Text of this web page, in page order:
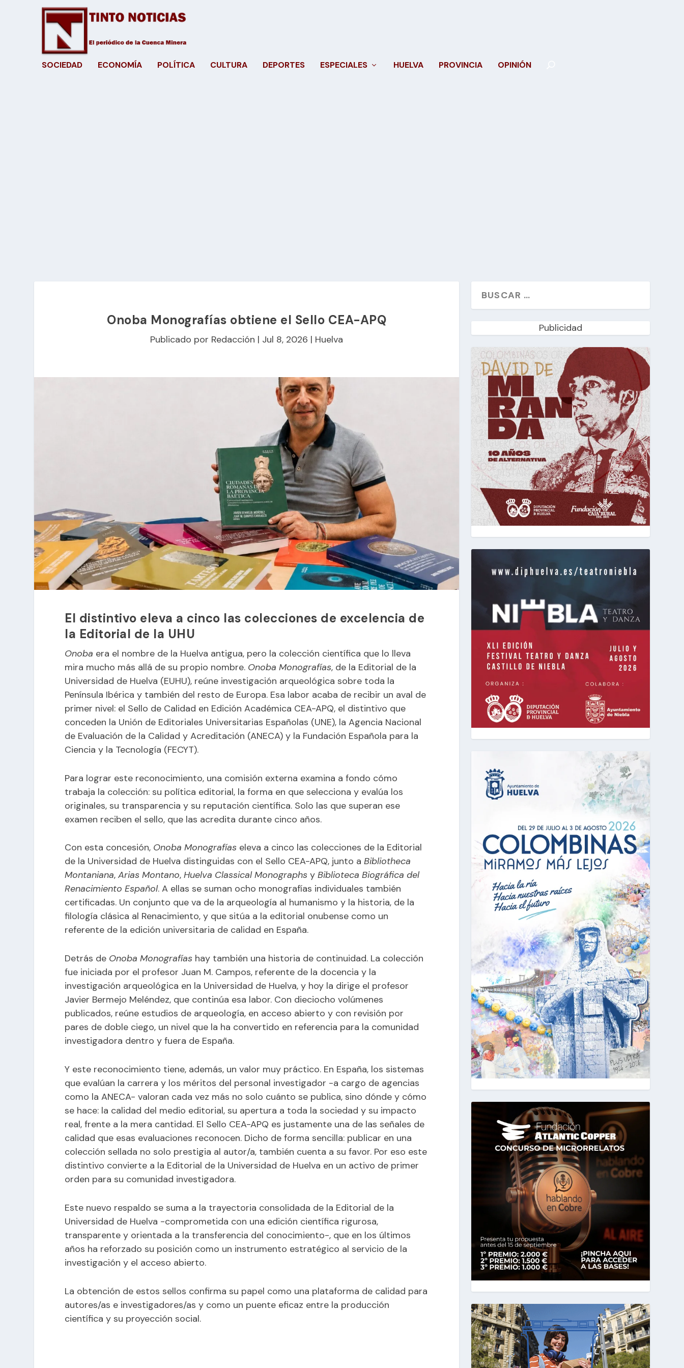
SOCIEDAD ECONOMÍA POLÍTICA CULTURA DEPORTES ESPECIALES HUELVA PROVINCIA OPINIÓN
Onoba Monografías obtiene el Sello CEA-APQ
Publicado por Redacción | Jul 8, 2026 | Huelva
El distintivo eleva a cinco las colecciones de excelencia de
la Editorial de la UHU
Onoba era el nombre de la Huelva antigua, pero la colección científica que lo lleva
mira mucho más allá de su propio nombre. Onoba Monografías, de la Editorial de la
Universidad de Huelva (EUHU), reúne investigación arqueológica sobre toda la
Península Ibérica y también del resto de Europa. Esa labor acaba de recibir un aval de
primer nivel: el Sello de Calidad en Edición Académica CEA-APQ, el distintivo que
conceden la Unión de Editoriales Universitarias Españolas (UNE), la Agencia Nacional
de Evaluación de la Calidad y Acreditación (ANECA) y la Fundación Española para la
Ciencia y la Tecnología (FECYT).
Para lograr este reconocimiento, una comisión externa examina a fondo cómo
trabaja la colección: su política editorial, la forma en que selecciona y evalúa los
originales, su transparencia y su reputación científica. Solo las que superan ese
examen reciben el sello, que las acredita durante cinco años.
Con esta concesión, Onoba Monografías eleva a cinco las colecciones de la Editorial
de la Universidad de Huelva distinguidas con el Sello CEA-APQ, junto aBibliotheca
Montaniana,Arias Montano,Huelva Classical Monographs yBiblioteca Biográfica del
Renacimiento Español. A ellas se suman ocho monografías individuales también
certificadas. Un conjunto que va de la arqueología al humanismo y la historia, de la
filología clásica al Renacimiento, y que sitúa a la editorial onubense como un
referente de la edición universitaria de calidad en España.
Detrás de Onoba Monografías hay también una historia de continuidad. La colección
fue iniciada por el profesor Juan M. Campos, referente de la docencia y la
investigación arqueológica en la Universidad de Huelva, y hoy la dirige el profesor
Javier Bermejo Meléndez, que continúa esa labor. Con dieciocho volúmenes
publicados, reúne estudios de arqueología, en acceso abierto y con revisión por
pares de doble ciego, un nivel que la ha convertido en referencia para la comunidad
investigadora dentro y fuera de España.
Y este reconocimiento tiene, además, un valor muy práctico. En España, los sistemas
que evalúan la carrera y los méritos del personal investigador -a cargo de agencias
como la ANECA- valoran cada vez más no solo cuánto se publica, sino dónde y cómo
se hace: la calidad del medio editorial, su apertura a toda la sociedad y su impacto
real, frente a la mera cantidad. El Sello CEA-APQ es justamente una de las señales de
calidad que esas evaluaciones reconocen. Dicho de forma sencilla: publicar en una
colección sellada no solo prestigia al autor/a, también cuenta a su favor. Por eso este
distintivo convierte a la Editorial de la Universidad de Huelva en un activo de primer
orden para su comunidad investigadora.
Este nuevo respaldo se suma a la trayectoria consolidada de la Editorial de la
Universidad de Huelva -comprometida con una edición científica rigurosa,
transparente y orientada a la transferencia del conocimiento-, que en los últimos
años ha reforzado su posición como un instrumento estratégico al servicio de la
investigación y el acceso abierto.
La obtención de estos sellos confirma su papel como una plataforma de calidad para
autores/as e investigadores/as y como un puente eficaz entre la producción
científica y su proyección social.
Publicidad